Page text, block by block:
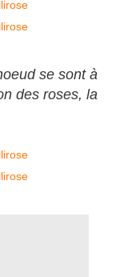
se sont à
des roses, la